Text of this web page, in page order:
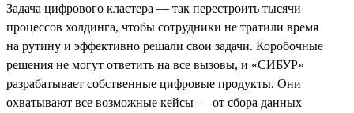
Задача цифрового кластера — так перестроить тысячи
процессов холдинга, чтобы сотрудники не тратили время
на рутину и эффективно решали свои задачи. Коробочные
решения не могут ответить на все вызовы, и «СИБУР»
разрабатывает собственные цифровые продукты. Они
охватывают все возможные кейсы — от сбора данных